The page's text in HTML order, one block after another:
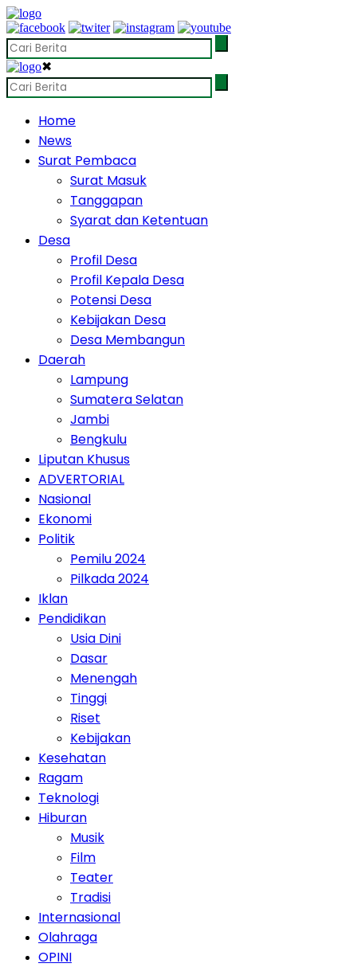
✖
Home
News
Surat Pembaca
Surat Masuk
Tanggapan
Syarat dan Ketentuan
Desa
Profil Desa
Profil Kepala Desa
Potensi Desa
Kebijakan Desa
Desa Membangun
Daerah
Lampung
Sumatera Selatan
Jambi
Bengkulu
Liputan Khusus
ADVERTORIAL
Nasional
Ekonomi
Politik
Pemilu 2024
Pilkada 2024
Iklan
Pendidikan
Usia Dini
Dasar
Menengah
Tinggi
Riset
Kebijakan
Kesehatan
Ragam
Teknologi
Hiburan
Musik
Film
Teater
Tradisi
Internasional
Olahraga
OPINI